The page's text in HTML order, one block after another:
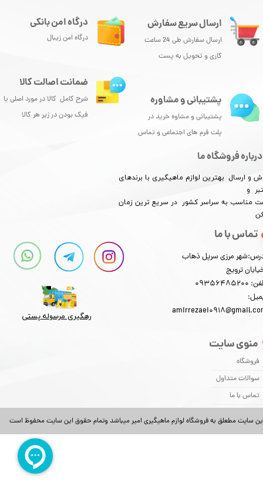
سایت مطعلق به فروشگاه لوازم ماهیگیری امیر میباشد وتمام حقوق این سایت محفوظ است
ارسال سریع سفارش
ارسال سفارش طی 24 ساعت
کاری و تحویل به پست
درباره فروشگاه ما
و ارسال بهترین لوازم ماهیگیری با برندهای
و
مناسب به سراسر کشور در سریع ترین زمان
منوی سایت
فروشگاه
سوالات متداول
تماس با ما
تماس با ما
مرزی سرپل ذهاب
ترویج
درگاه امن بانکی
درگاه امن زیبال
پشتیبانی و مشاوره
پشتیبانی و مشاوه خرید در
پلت فرم های اجتماعی و تماس
ضمانت اصالت کالا
شرح کامل کالا در مورد اصلی یا
فیک بودن در زیر هر کالا
رهگیری مرسوله پستی​​​​​​​